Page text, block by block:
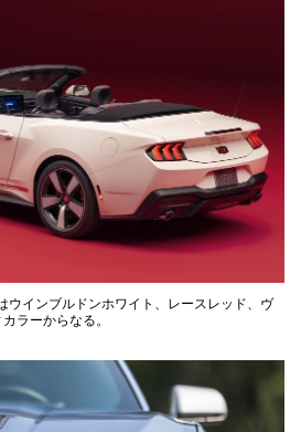
ウインブルドンホワイト、レースレッド、ヴ
ラーからなる。